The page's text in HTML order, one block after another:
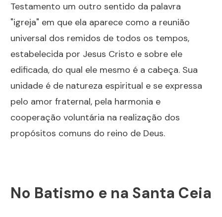
Testamento um outro sentido da palavra
"igreja" em que ela aparece como a reunião
universal dos remidos de todos os tempos,
estabelecida por Jesus Cristo e sobre ele
edificada, do qual ele mesmo é a cabeça. Sua
unidade é de natureza espiritual e se expressa
pelo amor fraternal, pela harmonia e
cooperação voluntária na realização dos
propósitos comuns do reino de Deus.
No Batismo e na Santa Ceia